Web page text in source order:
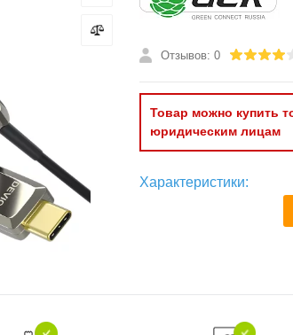
Отзывов: 0
Товар можно купить
юридическим лицам
Характеристики: